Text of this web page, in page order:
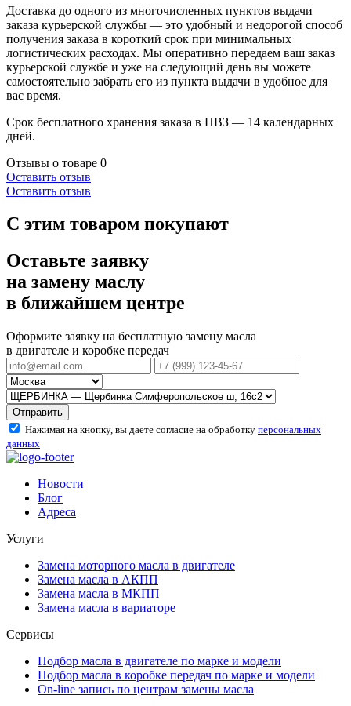
Доставка до одного из многочисленных пунктов выдачи
заказа курьерской службы — это удобный и недорогой способ
получения заказа в короткий срок при минимальных
логистических расходах. Мы оперативно передаем ваш заказ
курьерской службе и уже на следующий день вы можете
самостоятельно забрать его из пункта выдачи в удобное для
вас время.
Срок бесплатного хранения заказа в ПВЗ — 14 календарных
дней.
Отзывы о товаре 0
Оставить отзыв
Оставить отзыв
С этим товаром покупают
Оставьте заявку
на замену маслу
в ближайшем центре
Оформите заявку на бесплатную замену масла
в двигателе и коробке передач
Отправить
Нажимая на кнопку, вы даете согласие на обработку персональных
данных
Новости
Блог
Адреса
Услуги
Замена моторного масла в двигателе
Замена масла в АКПП
Замена масла в МКПП
Замена масла в вариаторе
Сервисы
Подбор масла в двигателе по марке и модели
Подбор масла в коробке передач по марке и модели
On-line запись по центрам замены масла